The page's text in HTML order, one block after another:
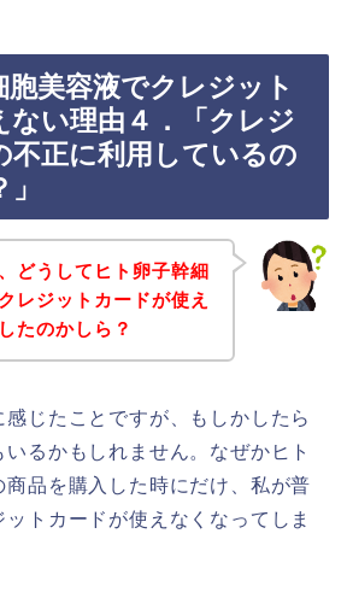
胞美容液でクレジット
ない理由４．「クレジ
不正に利用しているの
どうしてヒト卵子幹細
レジットカードが使え
たのかしら？
感じたことですが、もしかしたら
るかもしれません。なぜかヒト
商品を購入した時にだけ、私が普
トカードが使えなくなってしま